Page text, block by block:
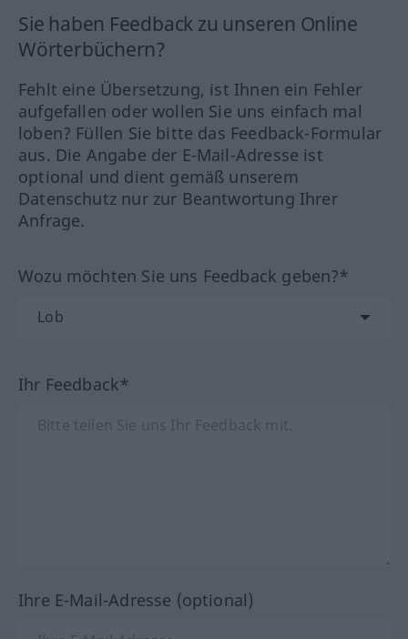
Sie haben Feedback zu unseren Online
Wörterbüchern?
Fehlt eine Übersetzung, ist Ihnen ein Fehler
aufgefallen oder wollen Sie uns einfach mal
loben? Füllen Sie bitte das Feedback-Formular
aus. Die Angabe der E-Mail-Adresse ist
optional und dient gemäß unserem
Datenschutz nur zur Beantwortung Ihrer
Anfrage.
Wozu möchten Sie uns Feedback geben?*
Ihr Feedback*
Ihre E-Mail-Adresse (optional)